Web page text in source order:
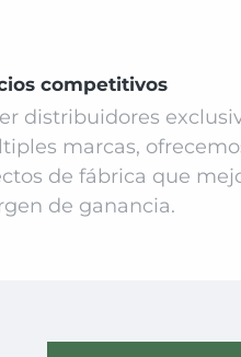
competitivos
distribuidores
marcas,
de fábrica que
de ganancia.